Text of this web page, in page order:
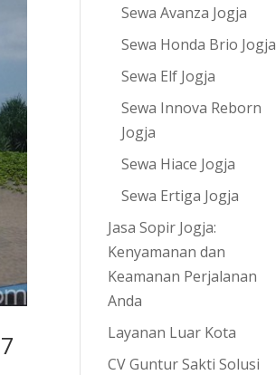
Sewa Avanza Jogja
Sewa Honda Brio Jogja
Sewa Elf Jogja
Sewa Innova Reborn
Jogja
Sewa Hiace Jogja
Sewa Ertiga Jogja
Jasa Sopir Jogja:
Kenyamanan dan
Keamanan Perjalanan
Anda
Layanan Luar Kota
CV Guntur Sakti Solusi